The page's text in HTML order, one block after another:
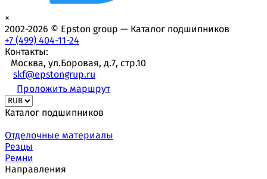
×
2002-2026 © Epston group — Каталог подшипников
+7 (499) 404-11-24
Контакты:
Москва, ул.Боровая, д.7, стр.10
skf@epstongrup.ru
Проложить маршрут
Каталог подшипников
Отделочные материалы
Резцы
Ремни
Направления